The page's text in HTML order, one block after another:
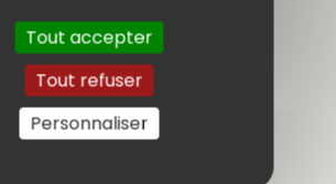
Tout accepter
Tout refuser
Personnaliser